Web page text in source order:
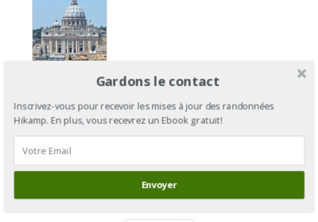
Francigena
: de
à Rome
Gardons le contact
Inscrivez-vous pour recevoir les mises à jour des randonnées
Hikamp. En plus, vous recevrez un Ebook gratuit!
Envoyer